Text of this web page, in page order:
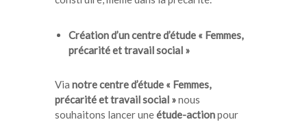
Création d’un centre d’étude « Femmes,
précarité et travail social »
Via notre centre d’étude « Femmes,
précarité et travail social »nous
souhaitons lancer uneétude-actionpour